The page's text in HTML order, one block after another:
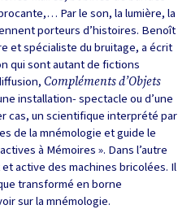
Par le son, la lumière, la
porteurs d’histoires. Benoît
et spécialiste du bruitage, a écrit
qui sont autant de fictions
Compléments d’Objets
installation- spectacle ou d’une
cas, un scientifique interprété par
de la mnémologie et guide le
à Mémoires ». Dans l’autre
active des machines bricolées. Il
transformé en borne
sur la mnémologie.